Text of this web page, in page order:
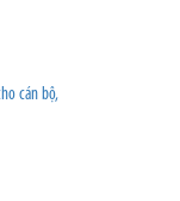
cán bộ,